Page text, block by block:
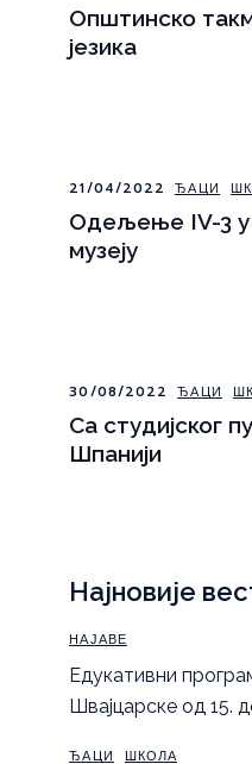
Општинско
језика
21/04/2022 ЂАЦИ
Одељење IV-3 у
музеју
30/08/2022 ЂАЦИ
Са студијског
Шпанији
Најновије
НАЈАВЕ
Eдукативни
Швајцарске од 15.
ЂАЦИ ШКОЛА